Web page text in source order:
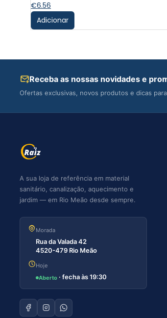
€6.56
Adicionar
Receba as nossas novidades e
Ofertas exclusivas, novos produtos e dicas
A sua loja de referência em material
sanitário, canalização, aquecimento e
jardim — em Rio Meão desde sempre.
Morada
Rua da Valada 42
4520-479 Rio Meão
Hoje
Aberto · fecha às 19:30